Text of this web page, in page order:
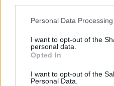
Personal Data
I want to opt-out of the
personal data.
Opted In
I want to opt-out of the
Personal Data.
Saab 9-5 2,3 Aero Hirsch
2 552 visningar1 kommentar